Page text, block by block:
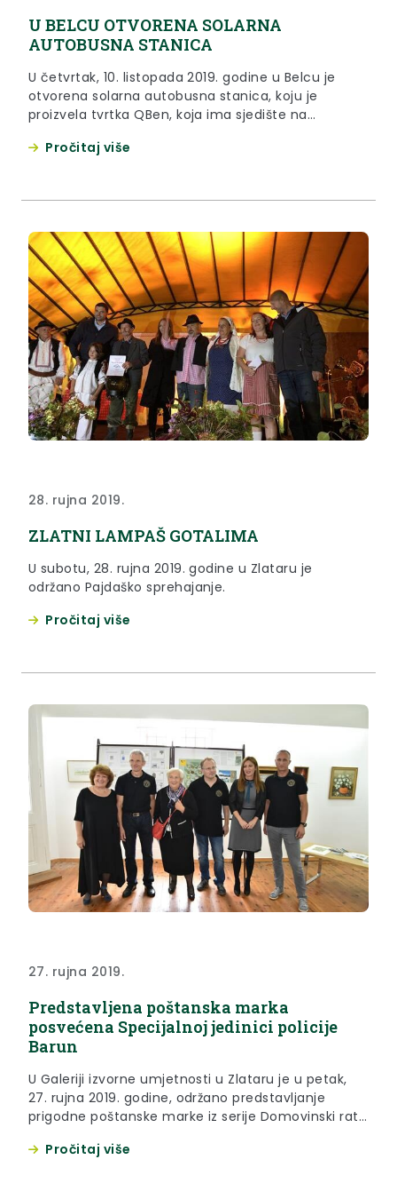
U BELCU OTVORENA SOLARNA
AUTOBUSNA STANICA
U četvrtak, 10. listopada 2019. godine u Belcu je
otvorena solarna autobusna stanica, koju je
proizvela tvrtka QBen, koja ima sjedište na
Pročitaj više
28. rujna 2019.
ZLATNI LAMPAŠ GOTALIMA
U subotu, 28. rujna 2019. godine u Zlataru je
održano Pajdaško sprehajanje.
Pročitaj više
27. rujna 2019.
Predstavljena poštanska marka
posvećena Specijalnoj jedinici policije
Barun
U Galeriji izvorne umjetnosti u Zlataru je u petak,
27. rujna 2019. godine, održano predstavljanje
prigodne poštanske marke iz serije Domovinski rat
jedinici policije Barun iz Zlatara.
Pročitaj više